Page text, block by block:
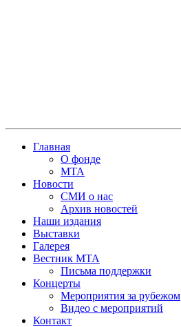
Главная
О фонде
МТА
Новости
СМИ о нас
Архив новостей
Наши издания
Выставки
Галерея
Вестник МТА
Письма поддержки
Концерты
Мероприятия за рубежом
Видео с мероприятий
Контакт